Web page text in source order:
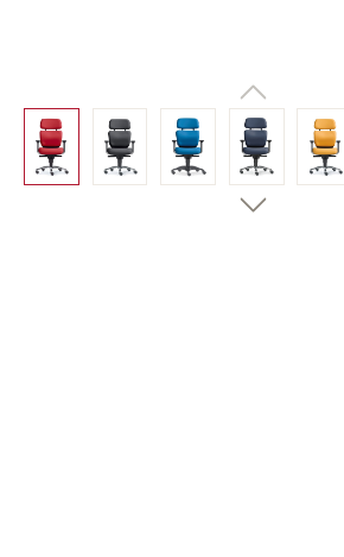
Bildergalerie überspringen